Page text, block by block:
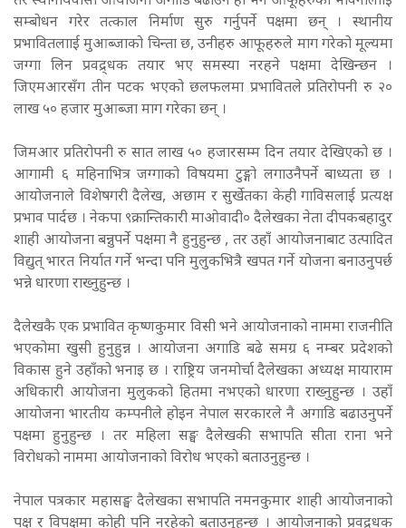
सम्बोधन गरेर तत्काल निर्माण सुरु गर्नुपर्ने पक्षमा छन् । स्थानीय
प्रभावितलााई मुआब्जाको चिन्ता छ, उनीहरु आफूहरुले माग गरेको मूल्यमा
जग्गा लिन प्रवद्र्धक तयार भए समस्या नरहने पक्षमा देखिन्छन ।
जिएमआरसँग तीन पटक भएको छलफलमा प्रभावितले प्रतिरोपनी रु २०
लाख ५० हजार मुआब्जा माग गरेका छन् ।
जिमआर प्रतिरोपनी रु सात लाख ५० हजारसम्म दिन तयार देखिएको छ ।
आगामी ६ महिनाभित्र जग्गाको विषयमा टुङ्गो लगाउनैपर्ने बाध्यता छ ।
आयोजनाले विशेषगरी दैलेख, अछाम र सुर्खेतका केही गाविसलाई प्रत्यक्ष
प्रभाव पार्दछ । नेकपा ९क्रान्तिकारी माओवादी० दैलेखका नेता दीपकबहादुर
शाही आयोजना बन्नुपर्ने पक्षमा नै हुनुहुन्छ , तर उहाँ आयोजनाबाट उत्पादित
विद्युत् भारत निर्यात गर्ने भन्दा पनि मुलुकभित्रै खपत गर्ने योजना बनाउनुपर्छ
भन्ने धारणा राख्नुहुन्छ ।
दैलेखकै एक प्रभावित कृष्णकुमार विसी भने आयोजनाको नाममा राजनीति
भएकोमा खुसी हुनुहुन्न । आयोजना अगाडि बढे समग्र ६ नम्बर प्रदेशको
विकास हुने उहाँको भनाइ छ । राष्ट्रिय जनमोर्चा दैलेखका अध्यक्ष मायाराम
अधिकारी आयोजना मुलुकको हितमा नभएको धारणा राख्नुहुन्छ । उहाँ
आयोजना भारतीय कम्पनीले होइन नेपाल सरकारले नै अगाडि बढाउनुपर्ने
पक्षमा हुनुहुन्छ । तर महिला सङ्घ दैलेखकी सभापति सीता राना भने
विरोधको नाममा आयोजनाको विरोध भएको बताउनुहुन्छ ।
नेपाल पत्रकार महासङ्घ दैलेखका सभापति नमनकुमार शाही आयोजनाको
पक्ष र विपक्षमा कोही पनि नरहेको बताउनुहुन्छ । आयोजनाको प्रवद्र्धक